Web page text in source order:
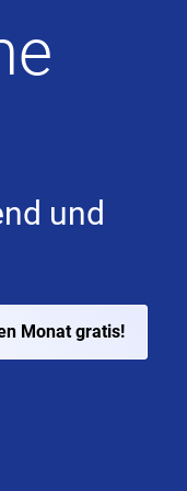
und
Monat gratis!